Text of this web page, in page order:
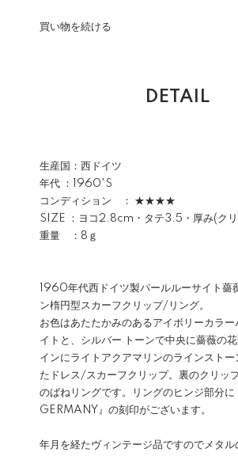
買い物を続ける
DETAIL
生産国：西ドイツ
年代 ：1960'S
コンディション ： ★★★★
SIZE ：ヨコ2.8cm・タテ3.5・厚み(クリ
重量 ：8ｇ
1960年代西ドイツ製パールルーサイト薔
ン楕円型スカーフクリップ/リング。
お色はあたたかみのあるアイボリーカラー
イトと、シルバー トーンで中央に薔薇の
インにライトアクアマリンのラインスト
たドレス/スカーフクリップ。裏のクリッ
のばねリングです。リングのヒンジ部分
GERMANY』の刻印がございます。
年月を経たヴィンテージ品ですのでメタ